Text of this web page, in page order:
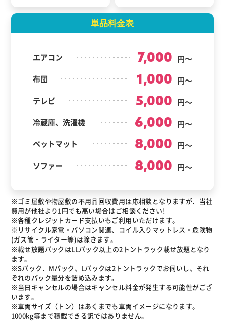
単品料金表
エアコン 7,000 円～
布団
1,000 円～
テレビ
5,000 円～
冷蔵庫、洗濯機
6,000 円～
ベットマット
8,000 円～
ソファー
8,000 円～
※ゴミ屋敷や物屋敷の不用品回収費用は応相談となりますが、当社
費用が他社より1円でも高い場合はご相談ください!
※各種クレジットカード支払いもご利用いただけます。
※リサイクル家電・パソコン関連、コイル入りマットレス・危険物
(ガス管・ライター等)は除きます。
※載せ放題パックはLLパック以上の2トントラック載せ放題となり
ます。
※Sパック、Mパック、Lパックは2トントラックでお伺いし、それ
ぞれのパック量分を詰め込みます。
※当日キャンセルの場合はキャンセル料金が発生する可能性がござ
います。
※車両サイズ（トン）はあくまでも車両イメージになります。
1000kg等まで積載できる訳ではありません。